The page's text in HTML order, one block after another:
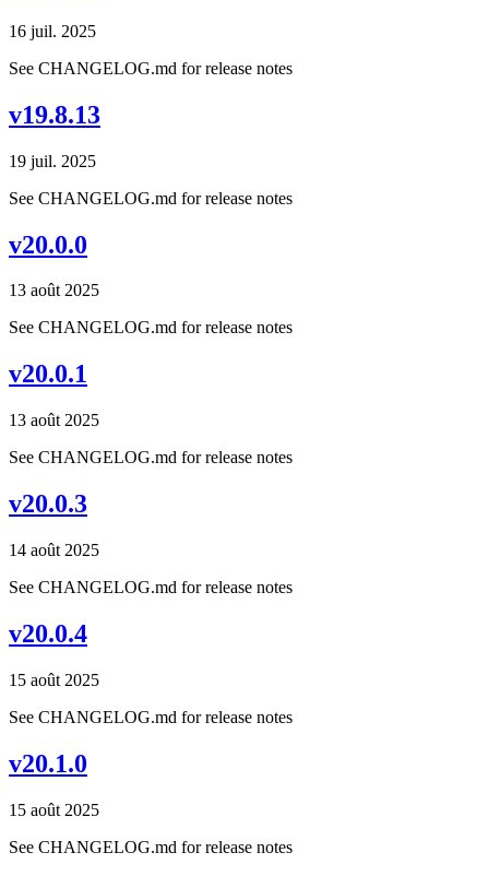
16 juil. 2025
See CHANGELOG.md for release notes
v19.8.13
19 juil. 2025
See CHANGELOG.md for release notes
v20.0.0
13 août 2025
See CHANGELOG.md for release notes
v20.0.1
13 août 2025
See CHANGELOG.md for release notes
v20.0.3
14 août 2025
See CHANGELOG.md for release notes
v20.0.4
15 août 2025
See CHANGELOG.md for release notes
v20.1.0
15 août 2025
See CHANGELOG.md for release notes